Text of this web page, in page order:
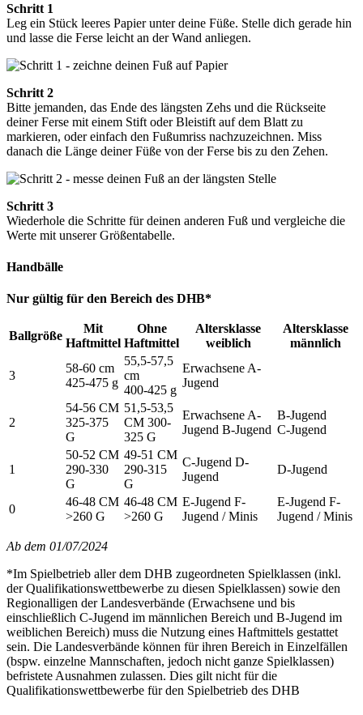
Schritt 1
Leg ein Stück leeres Papier unter deine Füße. Stelle dich gerade hin
und lasse die Ferse leicht an der Wand anliegen.
Schritt 2
Bitte jemanden, das Ende des längsten Zehs und die Rückseite
deiner Ferse mit einem Stift oder Bleistift auf dem Blatt zu
markieren, oder einfach den Fußumriss nachzuzeichnen. Miss
danach die Länge deiner Füße von der Ferse bis zu den Zehen.
Schritt 3
Wiederhole die Schritte für deinen anderen Fuß und vergleiche die
Werte mit unserer Größentabelle.
Handbälle
Nur gültig für den Bereich des DHB*
Ballgröße
Mit
Haftmittel
Ohne
Haftmittel
Altersklasse
weiblich
Altersklasse
männlich
3
58-60 cm
425-475 g
55,5-57,5
cm
400-425 g
Erwachsene A-
Jugend
2
54-56 CM
325-375
G
51,5-53,5
CM 300-
325 G
Erwachsene A-
Jugend B-Jugend
B-Jugend
C-Jugend
1
50-52 CM
290-330
G
49-51 CM
290-315
G
C-Jugend D-
Jugend
D-Jugend
0
46-48 CM
>260 G
46-48 CM
>260 G
E-Jugend F-
Jugend / Minis
E-Jugend F-
Jugend / Minis
Ab dem 01/07/2024
*Im Spielbetrieb aller dem DHB zugeordneten Spielklassen (inkl.
der Qualifikationswettbewerbe zu diesen Spielklassen) sowie den
Regionalligen der Landesverbände (Erwachsene und bis
einschließlich C-Jugend im männlichen Bereich und B-Jugend im
weiblichen Bereich) muss die Nutzung eines Haftmittels gestattet
sein. Die Landesverbände können für ihren Bereich in Einzelfällen
(bspw. einzelne Mannschaften, jedoch nicht ganze Spielklassen)
befristete Ausnahmen zulassen. Dies gilt nicht für die
Qualifikationswettbewerbe für den Spielbetrieb des DHB